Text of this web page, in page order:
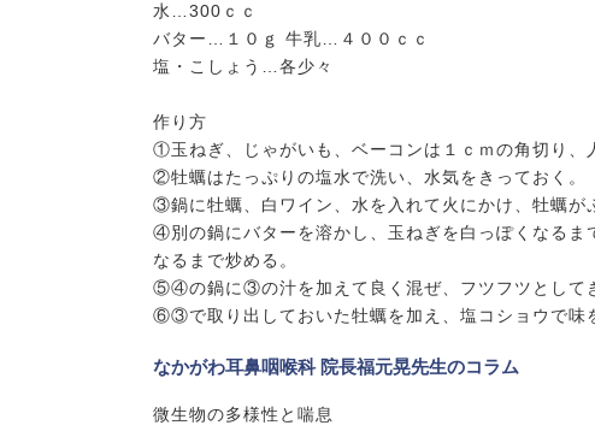
水…300ｃｃ
バター…１０ｇ 牛乳…４００ｃｃ
塩・こしょう…各少々
作り方
①玉ねぎ、じゃがいも、ベーコンは１ｃｍの角切り、
②牡蠣はたっぷりの塩水で洗い、水気をきっておく。
③鍋に牡蠣、白ワイン、水を入れて火にかけ、牡蠣が
④別の鍋にバターを溶かし、玉ねぎを白っぽくなるま
なるまで炒める。
⑤④の鍋に③の汁を加えて良く混ぜ、フツフツとして
⑥③で取り出しておいた牡蠣を加え、塩コショウで味
なかがわ耳鼻咽喉科 院長福元晃先生のコラム
微生物の多様性と喘息